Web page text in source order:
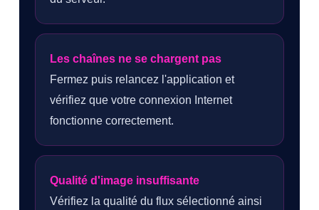
Les chaînes ne se chargent pas
Fermez puis relancez l'application et
vérifiez que votre connexion Internet
fonctionne correctement.
Qualité d'image insuffisante
Vérifiez la qualité du flux sélectionné ainsi